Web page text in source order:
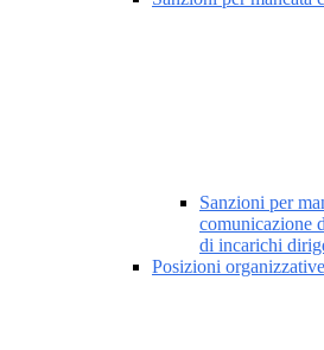
Sanzioni per
comunicazione
di incarichi
Posizioni organizzative